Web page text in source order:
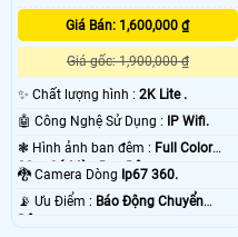
Giá Bán: 1,600,000 ₫
Giá gốc: 1,900,000 ₫
✨ Chất lượng hình : 2K Lite .
🤖️ Công Nghệ Sử Dụng :
IP Wifi.
❃ Hình ảnh ban đêm : Full Color
30m Có Màu Ban Ðêm.
🐉️ Camera Dòng Ip67 360.
️📡 Ưu Điểm : Báo Động Chuyển